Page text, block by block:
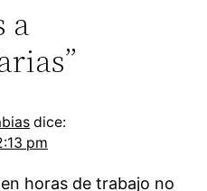
a
dice:
pm
horas de trabajo no